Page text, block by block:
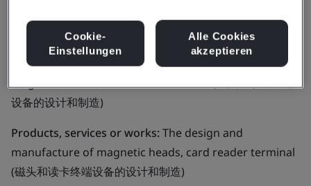
Electronics Co., Ltd.
Business scope:The design and manufacture of
magnetic heads, card reader terminal (磁头和读卡终端
设备的设计和制造)
Products, services or works:The design and
manufacture of magnetic heads, card reader terminal
(磁头和读卡终端设备的设计和制造)
Cookie-
Einstellungen
Alle Cookies
akzeptieren